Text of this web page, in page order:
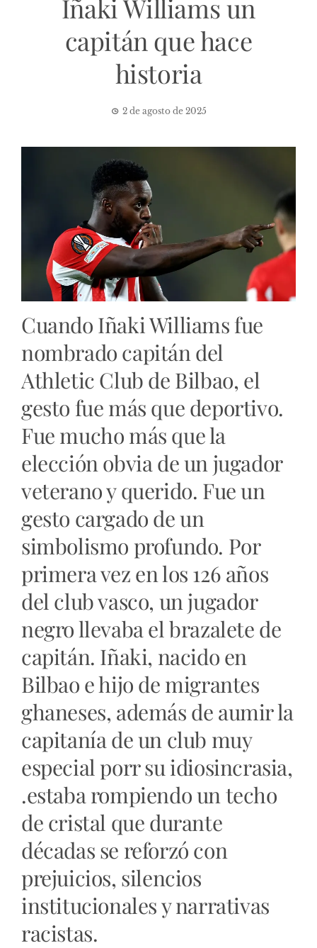
Iñaki Williams un
capitán que hace
historia
2 de agosto de 2025
Cuando Iñaki Williams fue
nombrado capitán del
Athletic Club de Bilbao, el
gesto fue más que deportivo.
Fue mucho más que la
elección obvia de un jugador
veterano y querido. Fue un
gesto cargado de un
simbolismo profundo. Por
primera vez en los 126 años
del club vasco, un jugador
negro llevaba el brazalete de
capitán. Iñaki, nacido en
Bilbao e hijo de migrantes
ghaneses, además de aumir la
capitanía de un club muy
especial porr su idiosincrasia,
.estaba rompiendo un techo
de cristal que durante
décadas se reforzó con
prejuicios, silencios
institucionales y narrativas
racistas.